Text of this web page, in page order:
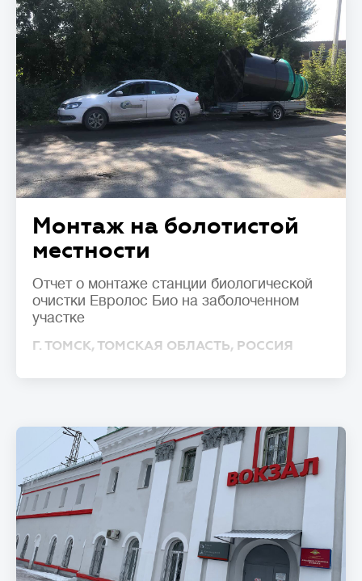
Монтаж на болотистой
местности
Отчет о монтаже станции биологической
очистки Евролос Био на заболоченном
участке
Г. ТОМСК, ТОМСКАЯ ОБЛАСТЬ, РОССИЯ
потери эффективности.
Важно подбирать систему с учетом
реального водопотребления: недостаток
приведет к перегрузке, а избыточная
мощность – к нарушению работы
биофлоры и повышенным расходам.
💳 Стоимость
отдо